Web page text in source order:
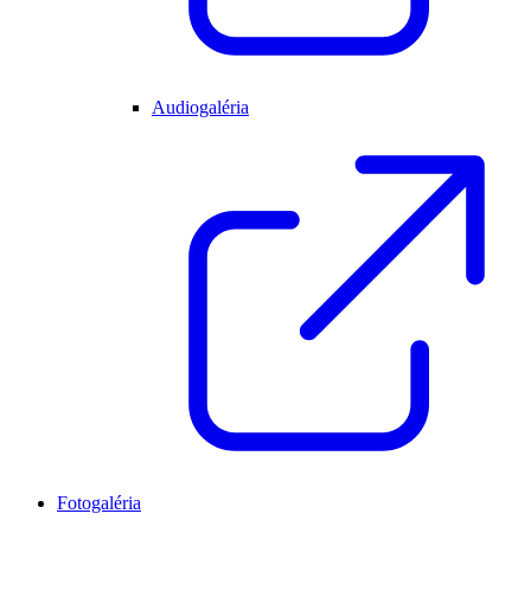
Audiogaléria
Fotogaléria